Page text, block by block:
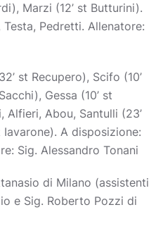
Marzi (12’ st Butturini).
Pedretti. Allenatore:
st Recupero), Scifo (10’
Gessa (10’ st
Alfieri, Abou, Santulli (23’
A disposizione:
Sig. Alessandro Tonani
di Milano (assistenti
e Sig. Roberto Pozzi di